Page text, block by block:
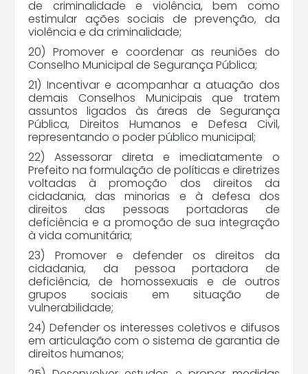
de criminalidade e violência, bem como
estimular ações sociais de prevenção, da
violência e da criminalidade;
20) Promover e coordenar as reuniões do
Conselho Municipal de Segurança Pública;
21) Incentivar e acompanhar a atuação dos
demais Conselhos Municipais que tratem
assuntos ligados às áreas de Segurança
Pública, Direitos Humanos e Defesa Civil,
representando o poder público municipal;
22) Assessorar direta e imediatamente o
Prefeito na formulação de políticas e diretrizes
voltadas à promoção dos direitos da
cidadania, das minorias e à defesa dos
direitos das pessoas portadoras de
deficiência e a promoção de sua integração
à vida comunitária;
23) Promover e defender os direitos da
cidadania, da pessoa portadora de
deficiência, de homossexuais e de outros
grupos sociais em situação de
vulnerabilidade;
24) Defender os interesses coletivos e difusos
em articulação com o sistema de garantia de
direitos humanos;